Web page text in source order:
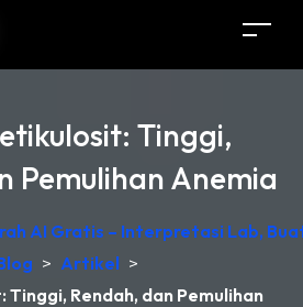
Tinggi,
Pemulihan Anemia
AI Gratis – Interpretasi Lab,
> Artikel >
Rendah, dan Pemulihan